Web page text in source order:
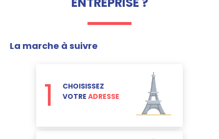
La marche à suivre
1
CHOISISSEZ
VOTRE ADRESSE